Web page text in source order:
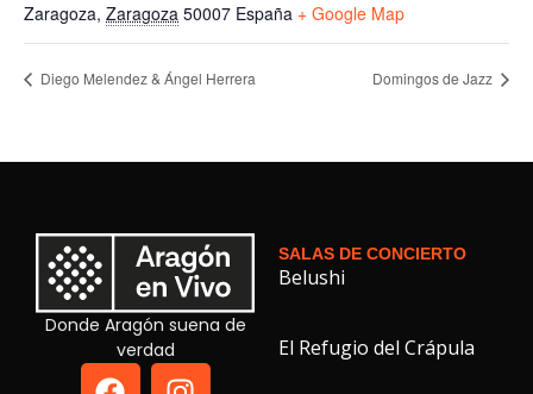
Zaragoza, Zaragoza 50007 España + Google Map
Diego Melendez & Ángel Herrera Domingos de Jazz
Donde Aragón suena de
verdad
SALAS DE CONCIERTO
Belushi
El Refugio del Crápula